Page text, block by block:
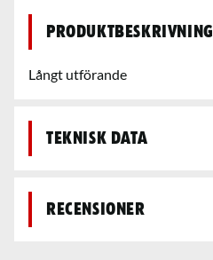
Produktbeskrivning
Långt utförande
Teknisk data
Recensioner